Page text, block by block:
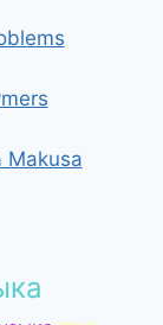
Makusa